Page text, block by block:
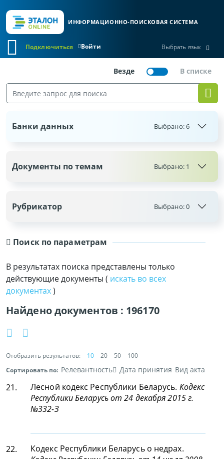
ИНФОРМАЦИОННО-ПОИСКОВАЯ СИСТЕМА
Войти
Подключиться Выбрать язык
Поиск по параметрам
В результатах поиска представлены только
действующие документы ( искать во всех
документах)
Найдено документов : 196170
Отобразить результатов: 10 20 50
100
Сортировать по: Релевантность Дата принятия Вид акта
21. Лесной кодекс Республики Беларусь. Кодекс
Республики Беларусь от 24 декабря 2015 г.
№332-З
22.
Кодекс Республики Беларусь о недрах.
Банки данных Выбрано:6
Документы по темам Выбрано: 1
Рубрикатор Выбрано:0